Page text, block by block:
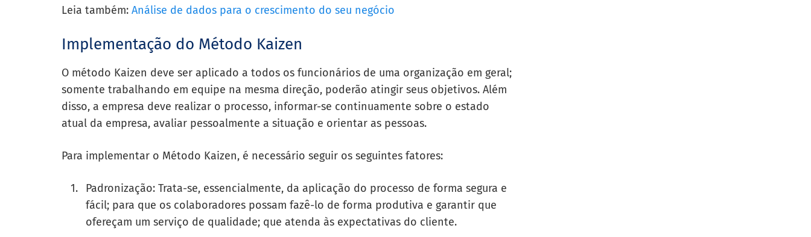
Leia também: Análise de dados para o crescimento do seu negócio
Implementação do Método Kaizen
O método Kaizen deve ser aplicado a todos os funcionários de uma organização em geral;
somente trabalhando em equipe na mesma direção, poderão atingir seus objetivos. Além
disso, a empresa deve realizar o processo, informar-se continuamente sobre o estado
atual da empresa, avaliar pessoalmente a situação e orientar as pessoas.
Para implementar o Método Kaizen, é necessário seguir os seguintes fatores:
Padronização: Trata-se, essencialmente, da aplicação do processo de forma segura e
fácil; para que os colaboradores possam fazê-lo de forma produtiva e garantir que
ofereçam um serviço de qualidade; que atenda às expectativas do cliente.